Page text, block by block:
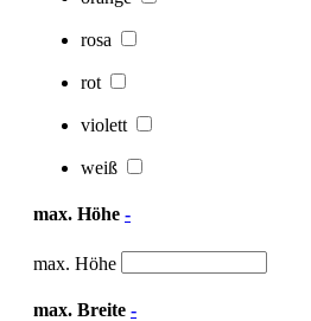
rosa
rot
violett
weiß
max. Höhe -
max. Höhe
max. Breite -